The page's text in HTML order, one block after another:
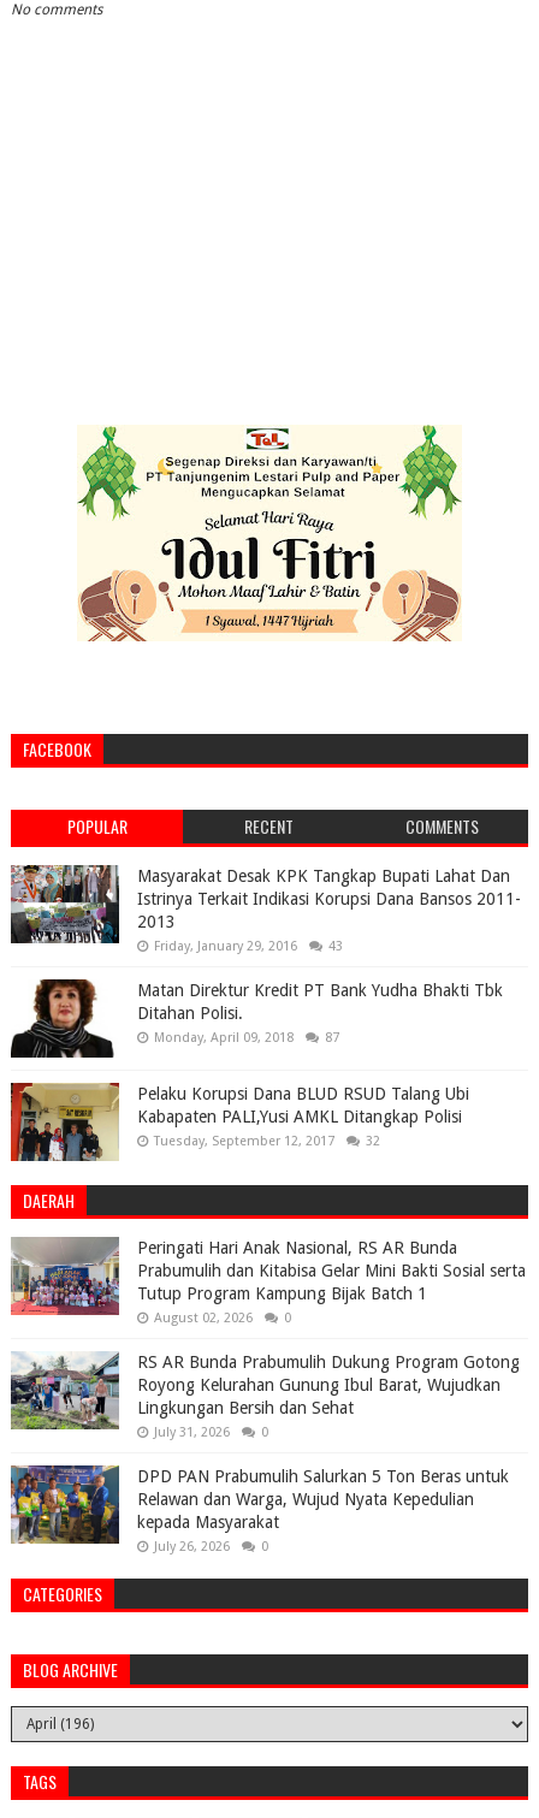
No comments
FACEBOOK
POPULAR RECENT COMMENTS
Masyarakat Desak KPK Tangkap Bupati Lahat Dan
Istrinya Terkait Indikasi Korupsi Dana Bansos 2011-
2013
Friday, January 29, 2016 43
Matan Direktur Kredit PT Bank Yudha Bhakti Tbk
Ditahan Polisi.
Monday, April 09, 2018 87
Pelaku Korupsi Dana BLUD RSUD Talang Ubi
Kabapaten PALI,Yusi AMKL Ditangkap Polisi
Tuesday, September 12, 2017 32
DAERAH
Peringati Hari Anak Nasional, RS AR Bunda
Prabumulih dan Kitabisa Gelar Mini Bakti Sosial serta
Tutup Program Kampung Bijak Batch 1
August 02, 2026 0
RS AR Bunda Prabumulih Dukung Program Gotong
Royong Kelurahan Gunung Ibul Barat, Wujudkan
Lingkungan Bersih dan Sehat
July 31, 2026 0
DPD PAN Prabumulih Salurkan 5 Ton Beras untuk
Relawan dan Warga, Wujud Nyata Kepedulian
kepada Masyarakat
July 26, 2026 0
CATEGORIES
BLOG ARCHIVE
TAGS